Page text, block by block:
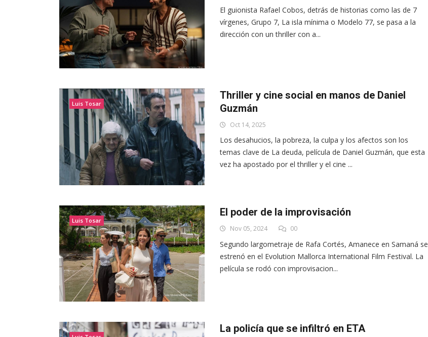
El guionista Rafael Cobos, detrás de historias como las de 7
vírgenes, Grupo 7, La isla mínima o Modelo 77, se pasa a la
dirección con un thriller con a...
Luis Tosar
Thriller y cine social en manos de Daniel
Guzmán
Oct 14, 2025
Los desahucios, la pobreza, la culpa y los afectos son los
temas clave de La deuda, película de Daniel Guzmán, que esta
vez ha apostado por el thriller y el cine ...
Luis Tosar
El poder de la improvisación
Nov 05, 2024 00
Segundo largometraje de Rafa Cortés, Amanece en Samaná se
estrenó en el Evolution Mallorca International Film Festival. La
película se rodó con improvisacion...
La policía que se infiltró en ETA